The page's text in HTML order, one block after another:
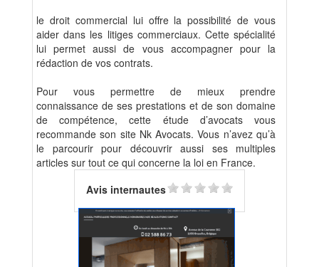
le droit commercial lui offre la possibilité de vous
aider dans les litiges commerciaux. Cette spécialité
lui permet aussi de vous accompagner pour la
rédaction de vos contrats.
Pour vous permettre de mieux prendre
connaissance de ses prestations et de son domaine
de compétence, cette étude d’avocats vous
recommande son site Nk Avocats. Vous n’avez qu’à
le parcourir pour découvrir aussi ses multiples
articles sur tout ce qui concerne la loi en France.
Avis internautes